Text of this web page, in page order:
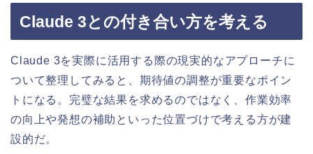
Claude 3との付き合い方を考える
Claude 3を実際に活用する際の現実的なアプローチに
ついて整理してみると、期待値の調整が重要なポイン
トになる。完璧な結果を求めるのではなく、作業効率
の向上や発想の補助といった位置づけで考える方が建
設的だ。